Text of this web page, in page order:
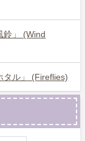
鈴」 (Wind
タル」 (Fireflies)